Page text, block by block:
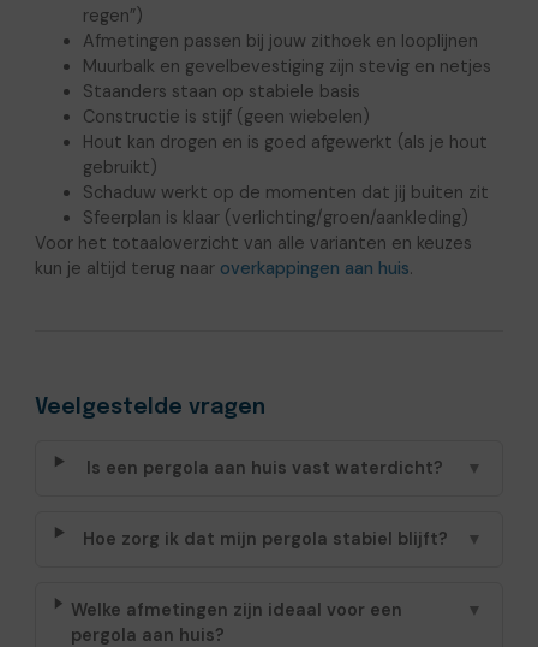
regen”)
Afmetingen passen bij jouw zithoek en looplijnen
Muurbalk en gevelbevestiging zijn stevig en netjes
Staanders staan op stabiele basis
Constructie is stijf (geen wiebelen)
Hout kan drogen en is goed afgewerkt (als je hout
gebruikt)
Schaduw werkt op de momenten dat jij buiten zit
Sfeerplan is klaar (verlichting/groen/aankleding)
Voor het totaaloverzicht van alle varianten en keuzes
kun je altijd terug naar overkappingen aan huis.
Veelgestelde vragen
Is een pergola aan huis vast waterdicht? ▼
Hoe zorg ik dat mijn pergola stabiel blijft? ▼
Welke afmetingen zijn ideaal voor een
pergola aan huis?
▼